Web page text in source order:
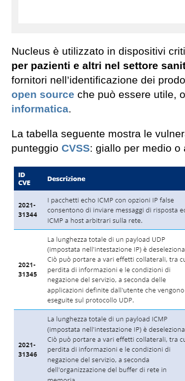
Nucleus è utilizzato in dispositivi
per pazienti e altri nel settore
fornitori nell’identificazione dei
open source che può essere utile,
informatica.
La tabella seguente mostra le
punteggio CVSS: giallo per medio o